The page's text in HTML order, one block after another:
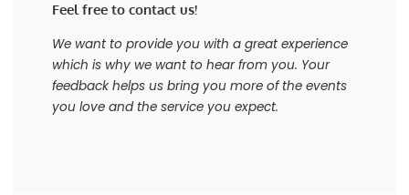
Feel free to contact us!
We want to provide you with a great experience
which is why we want to hear from you. Your
feedback helps us bring you more of the events
you love and the service you expect.